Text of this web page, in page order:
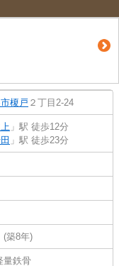
榎戸 ２丁目2-24
」駅 徒歩12分
」駅 徒歩23分
(築8年)
量鉄骨